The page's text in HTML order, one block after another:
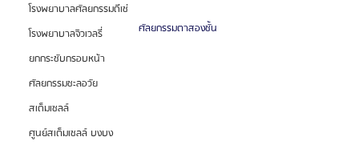
โรงพยาบาลศัลยกรรมดีเซ่
โรงพยาบาลจิวเวลรี่
ยกกระชับกรอบหน้า
ศัลยกรรมชะลอวัย
สเต็มเซลล์
ศูนย์สเต็มเซลล์ บงบง
ศัลยกรรมตาสองชั้น